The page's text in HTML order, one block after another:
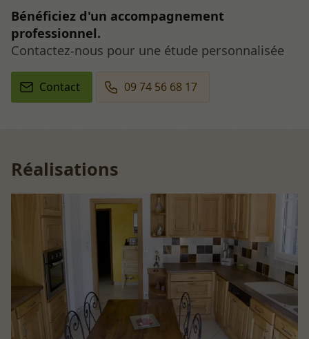
Bénéficiez d'un accompagnement
professionnel.
Contactez-nous pour une étude personnalisée
Contact 09 74 56 68 17
Réalisations